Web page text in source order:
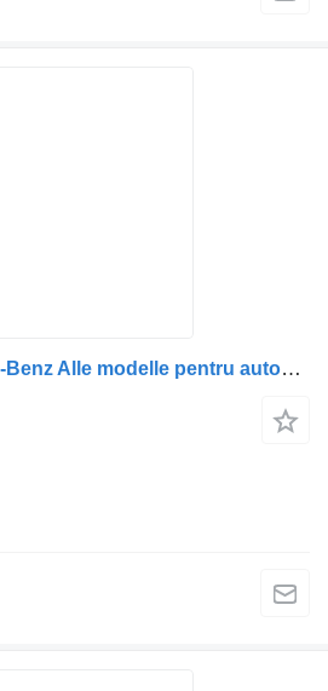
Etrier frana Mercedes-Benz Alle modelle pentru autobuz Mercedes-Benz Integro, Intouro, O350, Tourismo, Travego